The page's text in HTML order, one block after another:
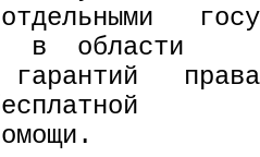
в  области
гарантий